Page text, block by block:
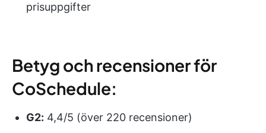
prisuppgifter
Betyg och recensioner för
CoSchedule:
G2: 4,4/5 (över 220 recensioner)